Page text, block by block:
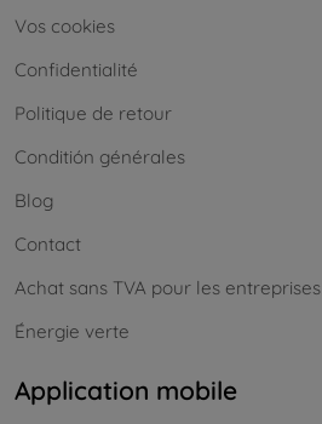
Vos cookies
Confidentialité
Politique de retour
Conditión générales
Blog
Contact
Achat sans TVA pour les entreprises
Énergie verte
Application mobile